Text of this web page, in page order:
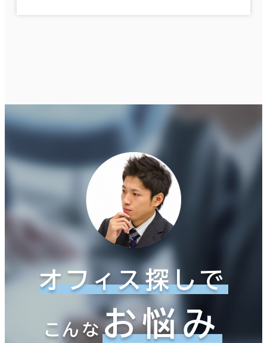
オフィス探しで
こんなお悩み